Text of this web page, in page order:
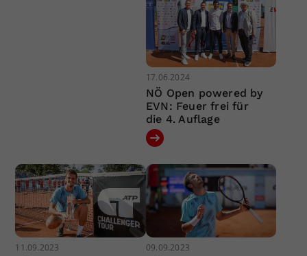
17.06.2024
NÖ Open powered by
EVN: Feuer frei für
die 4. Auflage
11.09.2023 09.09.2023